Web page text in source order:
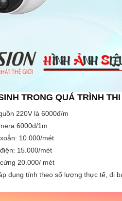
TRONG QUÁ TRÌNH
220V là 6000đ/m
6000đ/1m
10.000/mét
15.000/mét
20.000/ mét
dụng tính theo số lượng thực tế, đi